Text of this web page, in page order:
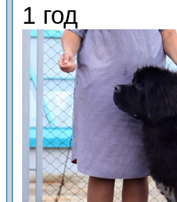
1 год